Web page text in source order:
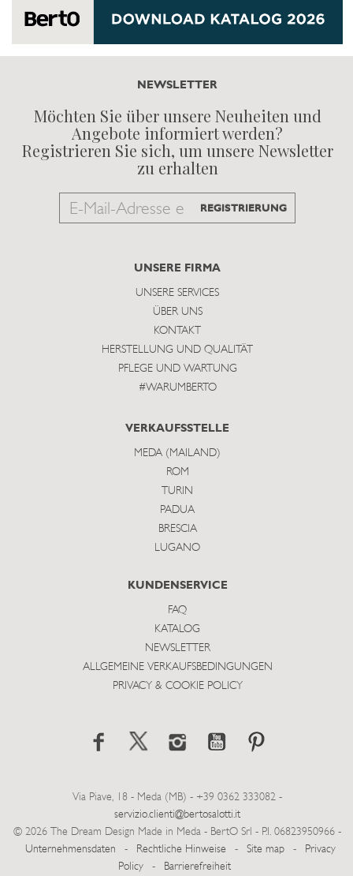
NEWSLETTER
Möchten Sie über unsere Neuheiten und
Angebote informiert werden?
Registrieren Sie sich, um unsere Newsletter
zu erhalten
Email
subscribe
REGISTRIERUNG
UNSERE FIRMA
UNSERE SERVICES
ÜBER UNS
KONTAKT
HERSTELLUNG UND QUALITÄT
PFLEGE UND WARTUNG
#WARUMBERTO
VERKAUFSSTELLE
MEDA (MAILAND)
ROM
TURIN
PADUA
BRESCIA
LUGANO
KUNDENSERVICE
FAQ
KATALOG
NEWSLETTER
ALLGEMEINE VERKAUFSBEDINGUNGEN
PRIVACY & COOKIE POLICY
Via Piave, 18 - Meda (MB) - +39 0362 333082 -
servizio.clienti@bertosalotti.it
© 2026 The Dream Design Made in Meda - BertO Srl - P.I. 06823950966 -
Unternehmensdaten
- Rechtliche Hinweise - Site map -
Privacy
Policy
- Barrierefreiheit